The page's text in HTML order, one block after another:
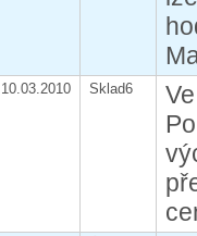
10.03.2010 Sklad6